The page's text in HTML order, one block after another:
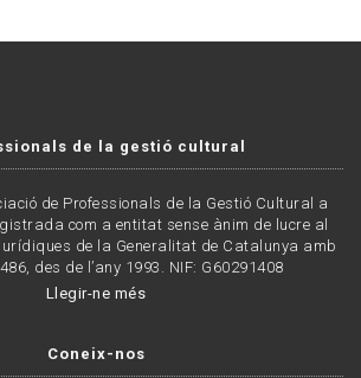
de la gestió cultural
de Professionals de la Gestió Cultural a
com a entitat sense ànim de lucre al
de la Generalitat de Catalunya amb
des de l’any 1993. NIF: G60291408
Llegir-ne més
Coneix-nos